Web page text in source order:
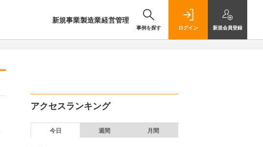
新規事業製造業経営管理
事例を探す ログイン 新規会員登録
アクセスランキング
今日 週間 月間